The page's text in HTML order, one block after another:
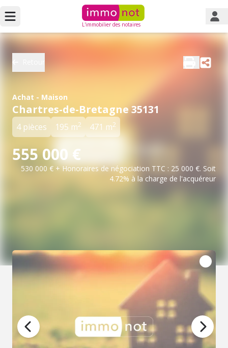
L'immobilier des notaires
Achat - Maison
Chartres-de-Bretagne 35131
4 pièces 195 m2 471 m2
555 000 €
530 000 € + Honoraires de négociation TTC : 25 000 €. Soit
4.72% à la charge de l'acquéreur